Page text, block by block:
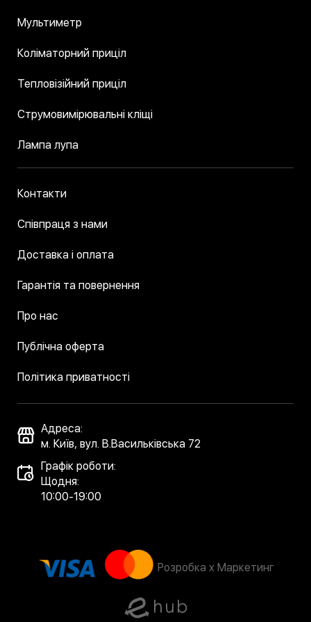
Мультиметр
Коліматорний приціл
Тепловізійний приціл
Струмовимірювальні кліщі
Лампа лупа
Контакти
Співпраця з нами
Доставка і оплата
Гарантія та повернення
Про нас
Публічна оферта
Політика приватності
Адреса:
м. Київ, вул. В.Васильківська 72
Графік роботи:
Щодня:
10:00-19:00
Розробка x Маркетинг